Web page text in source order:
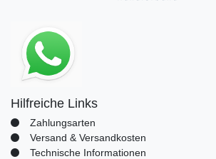
Hilfreiche Links
Zahlungsarten
Versand & Versandkosten
Technische Informationen